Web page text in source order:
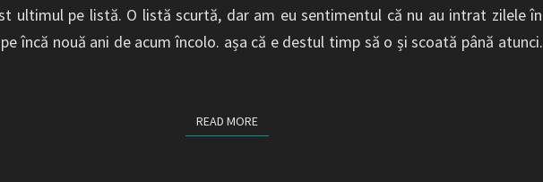
ultimul pe listă. O listă scurtă, dar am eu sentimentul că nu au intrat zilele în
încă nouă ani de acum încolo. așa că e destul timp să o și scoată până atunci.
READ MORE